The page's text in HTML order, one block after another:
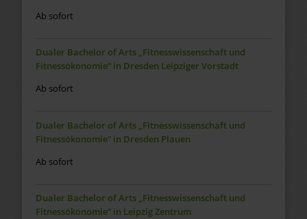
Ab sofort
Dualer Bachelor of Arts „Fitnesswissenschaft und
Fitnessökonomie“ in Dresden Leipziger Vorstadt
Ab sofort
Dualer Bachelor of Arts „Fitnesswissenschaft und
Fitnessökonomie“ in Dresden Plauen
Ab sofort
Dualer Bachelor of Arts „Fitnesswissenschaft und
Fitnessökonomie“ in Leipzig Zentrum